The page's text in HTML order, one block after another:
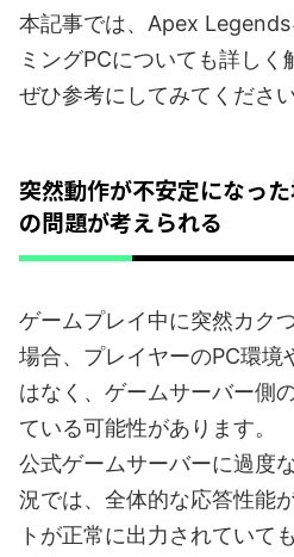
本記事では、Apex
ミングPCについても詳しく
ぜひ参考にしてみてください
突然動作が不安定になっ
の問題が考えられる
ゲームプレイ中に突然カク
場合、プレイヤーのPC環境
はなく、ゲームサーバー側
ている可能性があります。
公式ゲームサーバーに過度
況では、全体的な応答性能
トが正常に出力されていて